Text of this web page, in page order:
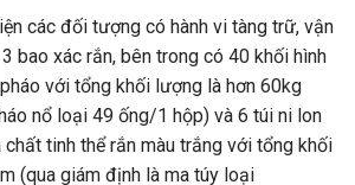
các đối tượng có hành vi tàng trữ, vận
bao xác rắn, bên trong có 40 khối hình
với tổng khối lượng là hơn 60kg
nổ loại 49 ống/1 hộp) và 6 túi ni lon
tinh thể rắn màu trắng với tổng khối
(qua giám định là ma túy loại